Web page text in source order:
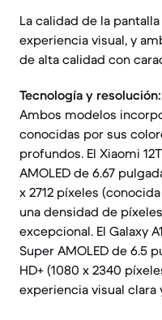
La calidad de la
experiencia visual, y
de alta calidad con
Tecnología y resolución:
Ambos modelos
conocidas por sus
profundos. El Xiaomi
AMOLED de 6.67
x 2712 píxeles
una densidad de
excepcional. El Galaxy
Super AMOLED de 6.5
HD+ (1080 x 2340
experiencia visual clara